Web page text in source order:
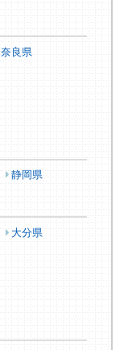
奈良県
静岡県
大分県